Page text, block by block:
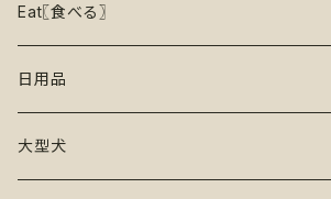
リックマット
初級【★☆☆☆☆】やさしい
初級＋【★★☆☆☆】ふつう
香り付き
リード・ハーネス・首輪
フードボウル
再入荷なし！
知育玩具【Enrichment】
丈夫なおもちゃ
ぬいぐるみ
ハーネス
リード
エチケット
レインコート
ロンパース
T -シャツ
Eat〖食べる〗
フードボウル
早食い防止
日用品
Toothbrushes【歯ブラシ】
大型犬